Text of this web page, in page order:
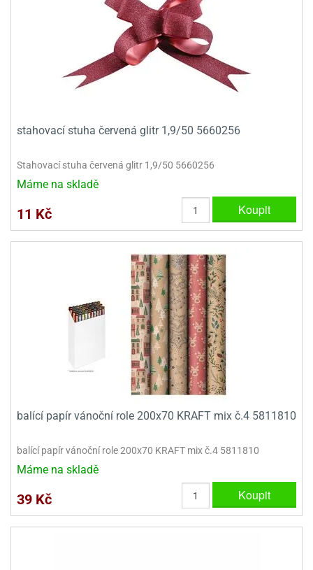
stahovací stuha červená glitr 1,9/50 5660256
Stahovací stuha červená glitr 1,9/50 5660256
Máme na skladě
11 Kč Koupit
balící papír vánoční role 200x70 KRAFT mix č.4 5811810
balící papír vánoční role 200x70 KRAFT mix č.4 5811810
Máme na skladě
39 Kč Koupit